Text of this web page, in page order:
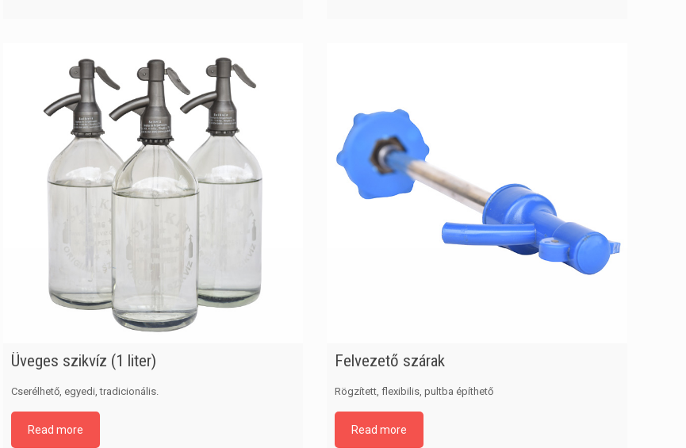
Üveges szikvíz (1 liter)
Cserélhető, egyedi, tradicionális.
Read more
Felvezető szárak
Rögzített, flexibilis, pultba építhető
Read more